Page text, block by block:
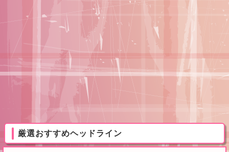
厳選おすすめヘッドライン